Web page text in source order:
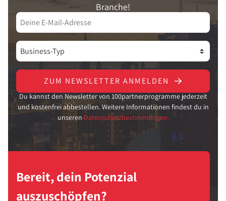
Branche!
ZUM NEWSLETTER ANMELDEN
Du kannst den Newsletter von 100partnerprogramme jederzeit
und kostenfrei abbestellen. Weitere Informationen findest du in
unseren Datenschutzbestimmungen.
Bereit, dein Potenzial
auszuschöpfen?